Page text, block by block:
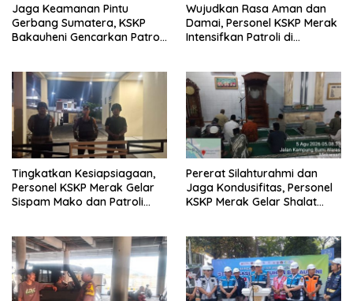
Jaga Keamanan Pintu
Gerbang Sumatera, KSKP
Bakauheni Gencarkan Patroli
Wujudkan Rasa Aman dan
Damai, Personel KSKP Merak
Intensifkan Patroli di
Tingkatkan Kesiapsiagaan,
Personel KSKP Merak Gelar
Sispam Mako dan Patroli
Pererat Silahturahmi dan
Jaga Kondusifitas, Personel
KSKP Merak Gelar Shalat